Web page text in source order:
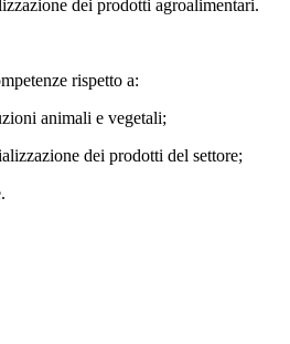
dei prodotti agroalimentari.
rispetto a:
animali e vegetali;
dei prodotti del settore;